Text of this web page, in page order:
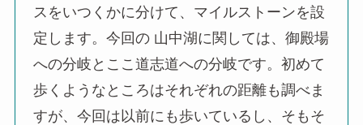
スをいつくかに分けて、マイルストーンを設
定します。今回の 山中湖に関しては、御殿場
への分岐とここ道志道への分岐です。初めて
歩くようなところはそれぞれの距離も調べま
すが、今回は以前にも歩いているし、そもそ